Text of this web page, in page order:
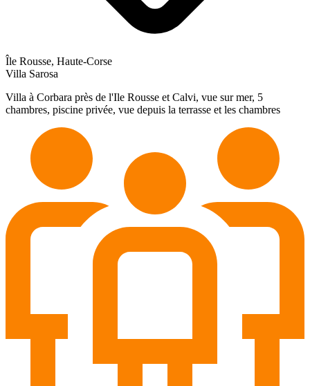
Île Rousse, Haute-Corse
Villa Sarosa
Villa à Corbara près de l'Ile Rousse et Calvi, vue sur mer, 5
chambres, piscine privée, vue depuis la terrasse et les chambres